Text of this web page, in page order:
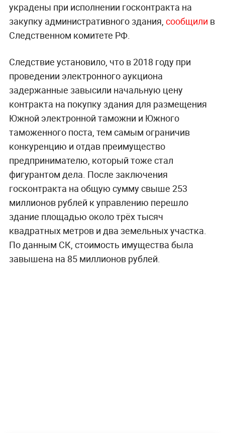
украдены при исполнении госконтракта на
закупку административного здания, сообщили в
Следственном комитете РФ.
Следствие установило, что в 2018 году при
проведении электронного аукциона
задержанные завысили начальную цену
контракта на покупку здания для размещения
Южной электронной таможни и Южного
таможенного поста, тем самым ограничив
конкуренцию и отдав преимущество
предпринимателю, который тоже стал
фигурантом дела. После заключения
госконтракта на общую сумму свыше 253
миллионов рублей к управлению перешло
здание площадью около трёх тысяч
квадратных метров и два земельных участка.
По данным СК, стоимость имущества была
завышена на 85 миллионов рублей.